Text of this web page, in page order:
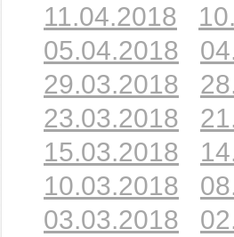
11.04.2018
05.04.2018
29.03.2018
23.03.2018
15.03.2018
10.03.2018
03.03.2018